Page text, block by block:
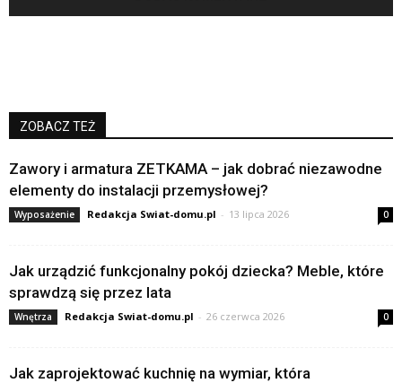
ZOBACZ TEŻ
Zawory i armatura ZETKAMA – jak dobrać niezawodne
elementy do instalacji przemysłowej?
Wyposażenie Redakcja Swiat-domu.pl - 13 lipca 2026 0
Jak urządzić funkcjonalny pokój dziecka? Meble, które
sprawdzą się przez lata
Wnętrza Redakcja Swiat-domu.pl - 26 czerwca 2026 0
Jak zaprojektować kuchnię na wymiar, która